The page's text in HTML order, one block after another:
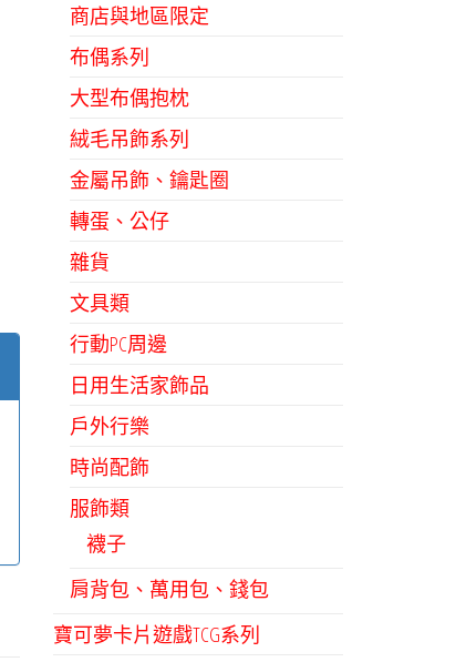
商店與地區限定
布偶系列
大型布偶抱枕
絨毛吊飾系列
金屬吊飾、鑰匙圈
轉蛋、公仔
雜貨
文具類
行動PC周邊
日用生活家飾品
戶外行樂
時尚配飾
服飾類
襪子
肩背包、萬用包、錢包
寶可夢卡片遊戲TCG系列